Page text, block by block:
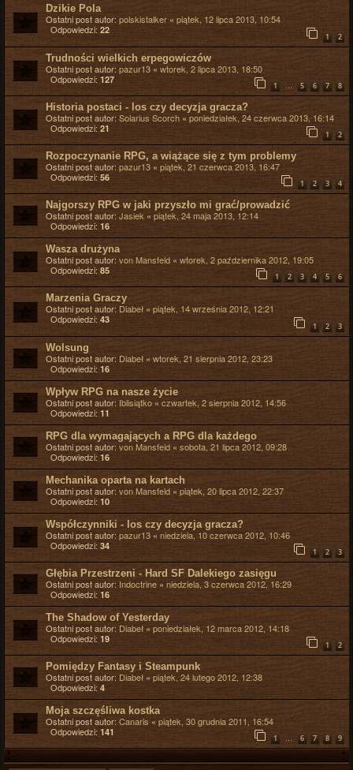
Dzikie Pola
Ostatni post autor: polskistalker « piątek, 12 lipca 2013, 10:54
Odpowiedzi: 22
1 2
Trudności wielkich erpegowiczów
Ostatni post autor: pazur13 « wtorek, 2 lipca 2013, 18:50
Odpowiedzi: 127
1 … 5 6 7 8
Historia postaci - los czy decyzja gracza?
Ostatni post autor: Solarius Scorch « poniedziałek, 24 czerwca 2013, 16:14
Odpowiedzi: 21
1 2
Rozpoczynanie RPG, a wiążące się z tym problemy
Ostatni post autor: pazur13 « piątek, 21 czerwca 2013, 16:47
Odpowiedzi: 56
1 2 3 4
Najgorszy RPG w jaki przyszło mi grać/prowadzić
Ostatni post autor: Jasiek « piątek, 24 maja 2013, 12:14
Odpowiedzi: 16
Wasza drużyna
Ostatni post autor: von Mansfeld « wtorek, 2 października 2012, 19:05
Odpowiedzi: 85
1 2 3 4 5 6
Marzenia Graczy
Ostatni post autor: Diabeł « piątek, 14 września 2012, 12:21
Odpowiedzi: 43
1 2 3
Wolsung
Ostatni post autor: Diabeł « wtorek, 21 sierpnia 2012, 23:23
Odpowiedzi: 16
Wpływ RPG na nasze życie
Ostatni post autor: Iblisiątko «czwartek, 2 sierpnia 2012, 14:56
Odpowiedzi: 11
RPG dla wymagających a RPG dla każdego
Ostatni post autor:von Mansfeld « sobota, 21 lipca 2012, 09:28
Odpowiedzi: 16
Mechanika oparta na kartach
Ostatni post autor: von Mansfeld « piątek, 20 lipca 2012, 22:37
Odpowiedzi: 10
Współczynniki - los czy decyzja gracza?
Ostatni post autor: pazur13 «niedziela, 10 czerwca 2012, 10:46
Odpowiedzi: 34
1 2 3
Głębia Przestrzeni - Hard SF Dalekiego zasięgu
Ostatni post autor: Indoctrine « niedziela, 3 czerwca 2012, 16:29
Odpowiedzi: 16
The Shadow of Yesterday
Ostatni post autor: Diabeł « poniedziałek, 12 marca 2012, 14:18
Odpowiedzi: 19
1 2
Pomiędzy Fantasy i Steampunk
Ostatni post autor: Diabeł « piątek, 24 lutego 2012, 12:38
Odpowiedzi: 4
Moja szczęśliwa kostka
Ostatni post autor: Canaris « piątek, 30 grudnia 2011, 16:54
Odpowiedzi: 141
1 … 6 7 8 9